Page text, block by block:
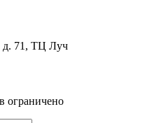
д. 71, ТЦ Луч
ограничено